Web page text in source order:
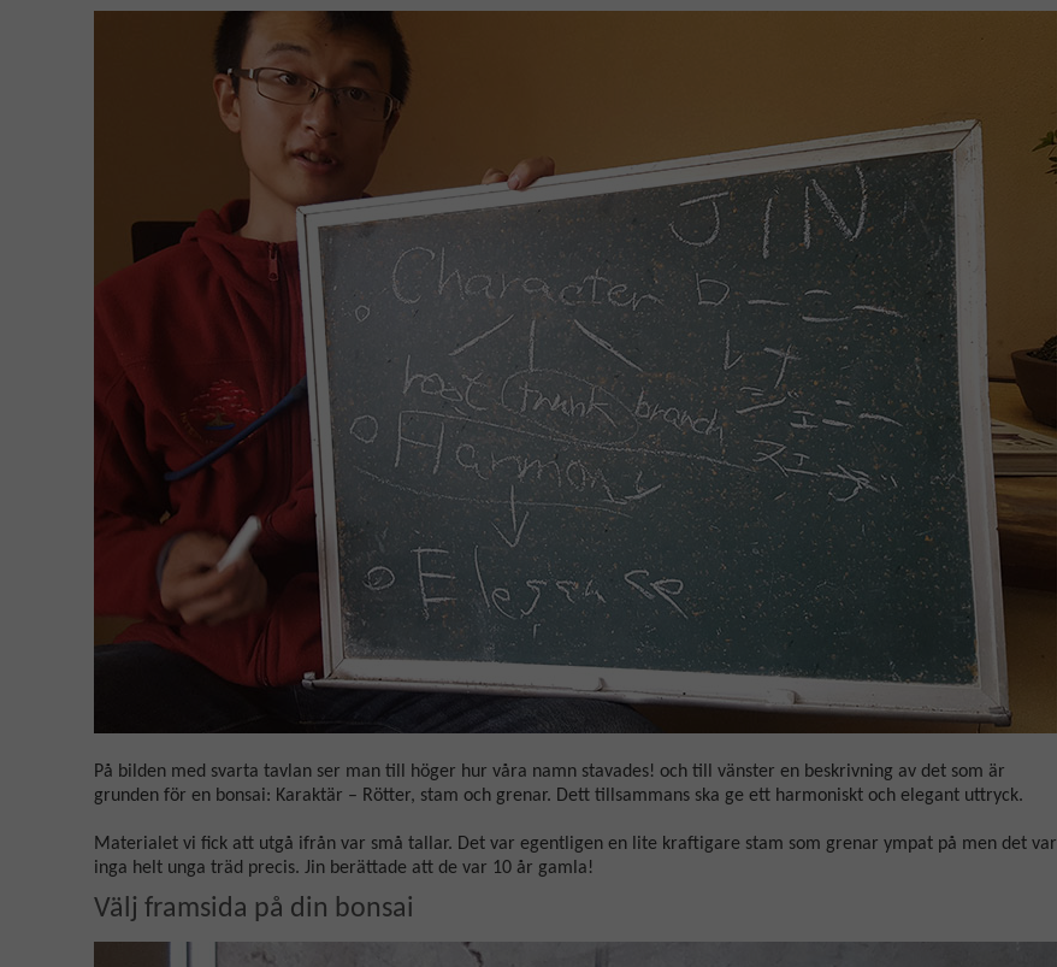
På bilden med svarta tavlan ser man till höger hur våra namn stavades! och till vänster en beskrivning av det som är
grunden för en bonsai: Karaktär – Rötter, stam och grenar. Dett tillsammans ska ge ett harmoniskt och elegant uttryck.
Materialet vi fick att utgå ifrån var små tallar. Det var egentligen en lite kraftigare stam som grenar ympat på men det var
inga helt unga träd precis. Jin berättade att de var 10 år gamla!
Välj framsida på din bonsai